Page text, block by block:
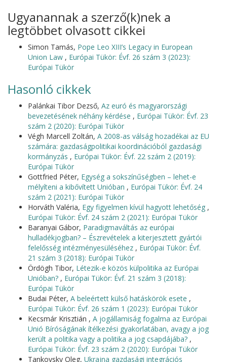
Ugyanannak a szerző(k)nek a
legtöbbet olvasott cikkei
Simon Tamás, Pope Leo XIII’s Legacy in European
Union Law , Európai Tükör: Évf. 26 szám 3 (2023):
Európai Tükör
Hasonló cikkek
Palánkai Tibor Dezső, Az euró és magyarországi
bevezetésének néhány kérdése , Európai Tükör: Évf. 23
szám 2 (2020): Európai Tükör
Végh Marcell Zoltán, A 2008-as válság hozadékai az EU
számára: gazdaságpolitikai koordinációból gazdasági
kormányzás , Európai Tükör: Évf. 22 szám 2 (2019):
Európai Tükör
Gottfried Péter, Egység a sokszínűségben – lehet-e
mélyíteni a kibővített Unióban , Európai Tükör: Évf. 24
szám 2 (2021): Európai Tükör
Horváth Valéria, Egy figyelmen kívül hagyott lehetőség ,
Európai Tükör: Évf. 24 szám 2 (2021): Európai Tükör
Baranyai Gábor, Paradigmaváltás az európai
hulladékjogban? – Észrevételek a kiterjesztett gyártói
felelősség intézményesüléséhez , Európai Tükör: Évf.
21 szám 3 (2018): Európai Tükör
Ördögh Tibor, Létezik-e közös külpolitika az Európai
Unióban? , Európai Tükör: Évf. 21 szám 3 (2018):
Európai Tükör
Budai Péter, A beleértett külső hatáskörök esete ,
Európai Tükör: Évf. 26 szám 1 (2023): Európai Tükör
Kecsmár Krisztián , A jogállamiság fogalma az Európai
Unió Bíróságának ítélkezési gyakorlatában, avagy a jog
került a politika vagy a politika a jog csapdájába? ,
Európai Tükör: Évf. 23 szám 2 (2020): Európai Tükör
Tankovsky Oleg, Ukrajna gazdasági integrációs